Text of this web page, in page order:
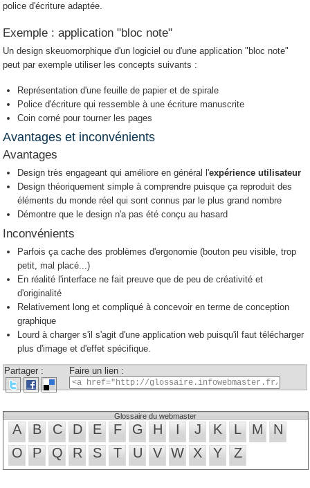
police d'écriture adaptée.
Exemple : application "bloc note"
Un design skeuomorphique d'un logiciel ou d'une application "bloc note"
peut par exemple utiliser les concepts suivants :
Représentation d'une feuille de papier et de spirale
Police d'écriture qui ressemble à une écriture manuscrite
Coin corné pour tourner les pages
Avantages et inconvénients
Avantages
Design très engageant qui améliore en général l'expérience utilisateur
Design théoriquement simple à comprendre puisque ça reproduit des
éléments du monde réel qui sont connus par le plus grand nombre
Démontre que le design n'a pas été conçu au hasard
Inconvénients
Parfois ça cache des problèmes d'ergonomie (bouton peu visible, trop
petit, mal placé...)
En réalité l'interface ne fait preuve que de peu de créativité et
d'originalité
Relativement long et compliqué à concevoir en terme de conception
graphique
Lourd à charger s'il s'agit d'une application web puisqu'il faut télécharger
plus d'image et d'effet spécifique.
Partager : Faire un lien :
Glossaire du webmaster
A B C D E F G H I J K L M
N
O
P Q R S T U V W X Y Z